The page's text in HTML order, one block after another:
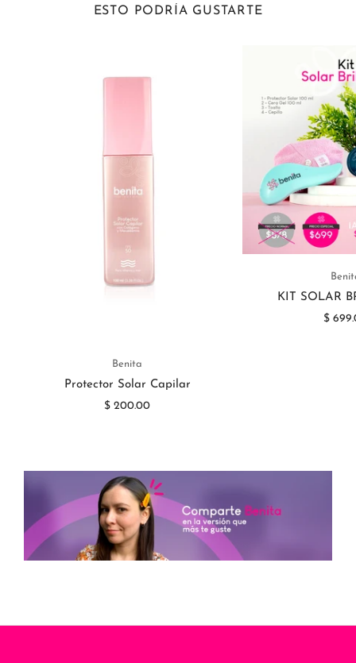
ESTO PODRÍA GUSTARTE
Benita
Protector Solar Capilar
$ 200.00
KIT SOLAR
$